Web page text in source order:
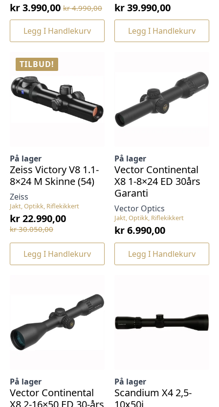
kr4.990,00
Opprinnelig
pris
var:
kr3.990,00
Nåværende
pris
Legg I Handlekurv
kr39.990,00
Legg I Handlekurv
TILBUD!
Jakt, Optikk, Riflekikkert
Zeiss
På lager
Zeiss Victory V8 1.1-
8×24 M Skinne (54)
kr30.050,00
Opprinnelig
pris
var:
kr 30.050,00.
kr22.990,00
Nåværende
pris
kr 22.990,00.
Legg I Handlekurv
Jakt, Optikk, Riflekikkert
Vector Optics
På lager
Vector Continental
X8 1-8×24 ED 30års
Garanti
kr6.990,00
Legg I Handlekurv
På lager
Vector Continental
På lager
Scandium X4 2,5-